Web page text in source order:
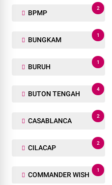
BPMP
2
BUNGKAM
1
BURUH
1
BUTON TENGAH
4
CASABLANCA
2
CILACAP
2
COMMANDER WISH
1